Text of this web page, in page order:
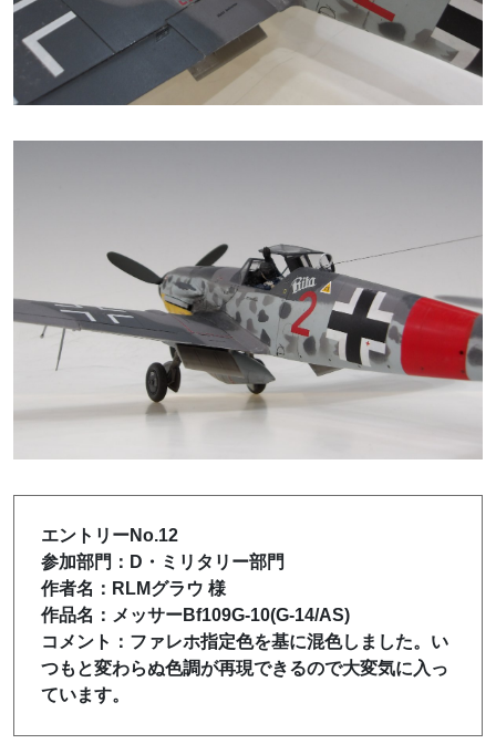
エントリーNo.12
参加部門：D・ミリタリー部門
作者名：RLMグラウ 様
作品名：メッサーBf109G-10(G-14/AS)
コメント：ファレホ指定色を基に混色しました。い
つもと変わらぬ色調が再現できるので大変気に入っ
ています。